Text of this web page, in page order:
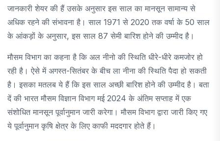
जानकारी शेयर की हैं उसके अनुसार इस साल का मानसून सामान्य से
अधिक रहने की संभावना है। साल 1971 से 2020 तक वर्षा के 50 साल
के आंकड़ों के अनुसार, इस साल 87 सेमी बारिश होने की उम्मीद है।
मौसम विभाग का कहना है कि अल नीनो की स्थिति धीरे-धीरे कमजोर हो
रही है। ऐसे में अगस्त-सितंबर के बीच ला नीना की स्थिति पैदा हो सकती
है। इसका मतलब ये हैं कि इस साल अच्छी बारिश होने की उम्मीद है। बता
दें की भारत मौसम विज्ञान विभाग मई 2024 के अंतिम सप्ताह में एक
संशोधित मानसून पूर्वानुमान जारी करेगा। मौसम विभाग द्वारा जारी किए गए
ये पूर्वानुमान कृषि क्षेत्र के लिए काफी मददगार होते हैं।